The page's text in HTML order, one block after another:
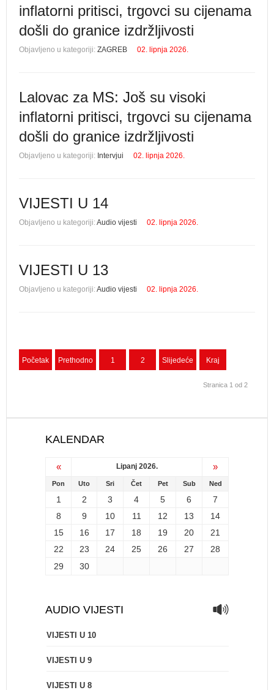
inflatorni pritisci, trgovci su cijenama
došli do granice izdržljivosti
Objavljeno u kategoriji: ZAGREB 02. lipnja 2026.
Lalovac za MS: Još su visoki
inflatorni pritisci, trgovci su cijenama
došli do granice izdržljivosti
Objavljeno u kategoriji: Intervjui 02. lipnja 2026.
VIJESTI U 14
Objavljeno u kategoriji:Audio vijesti 02. lipnja 2026.
VIJESTI U 13
Objavljeno u kategoriji:Audio vijesti 02. lipnja 2026.
Početak Prethodno 1 2 Slijedeće Kraj
Stranica 1 od 2
KALENDAR
« Lipanj 2026. »
Pon Uto Sri Čet Pet Sub Ned
1 2 3 4 5 6
7
8
9 10 11 12 13
14
15
16 17 18 19 20
21
22
23 24 25 26 27
28
29
30
AUDIO VIJESTI
VIJESTI U 10
VIJESTI U 9
VIJESTI U 8